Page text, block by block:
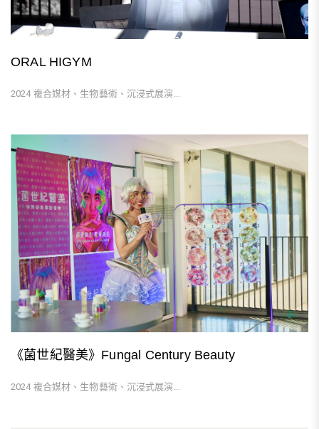
ORAL HIGYM
2024 複合媒材、生物藝術、沉浸式展演...
《菌世紀醫美》Fungal Century Beauty
2024 複合媒材、生物藝術、沉浸式展演...